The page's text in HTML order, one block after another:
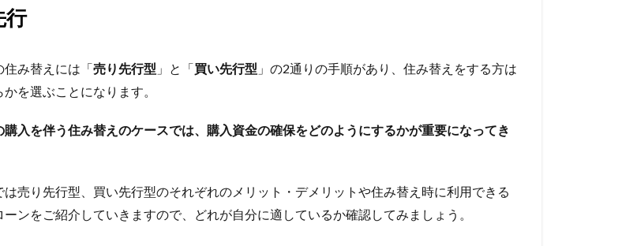
行
住み替えには「売り先行型 」と「買い先行型 」の2通りの手順があり、住み替えをする方は
かを選ぶことになります。
購入を伴う住み替えのケースでは、購入資金の確保をどのようにするかが重要になってき
は売り先行型、買い先行型のそれぞれのメリット・デメリットや住み替え時に利用できる
ーンをご紹介していきますので、どれが自分に適しているか確認してみましょう。